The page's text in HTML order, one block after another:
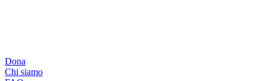
Dona
Chi siamo